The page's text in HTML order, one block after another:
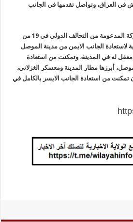
في العراق، وتواصل تقدمها في الجانب
وبدأت القوات الامنية المشتركة المدعومة من التحالف الدولي في 19 من
الجانب الايمن من مدينة الموصل
له في المدينة، وتمكنت من استعادة
أبرزها مطار المدينة ومعسكر الغزلاني،
تمكنت من استعادة الجانب الايسر بالكامل في